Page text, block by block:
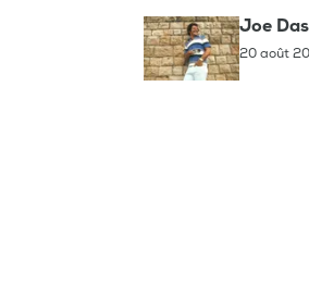
Joe
20 août